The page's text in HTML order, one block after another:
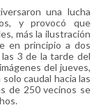
una lucha
y provocó que
más la ilustración
en principio a dos
3 de la tarde del
del jueves,
caudal hacia las
de 250 vecinos se